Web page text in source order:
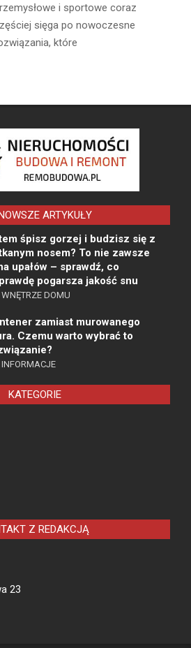
i sportowe coraz
sięga po nowoczesne
które
ARTYKUŁY
śpisz gorzej i budzisz się z
nosem? To nie zawsze
upałów – sprawdź, co
pogarsza jakość snu
WNĘTRZE DOMU
zamiast murowanego
Czemu warto wybrać to
INFORMACJE
KATEGORIE
Z REDAKCJĄ
23